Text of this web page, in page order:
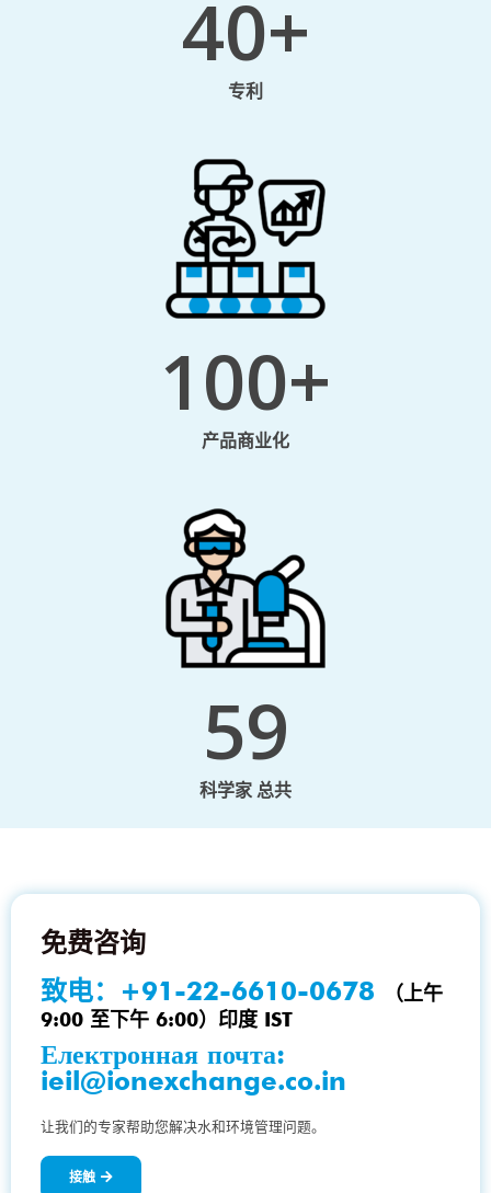
40+
专利
100+
产品商业化
59
科学家 总共
免费咨询
致电：
+91-22-6610-0678
（上午
9:00 至下午 6:00）印度 IST
Електронная почта:
ieil@ionexchange.co.in
让我们的专家帮助您解决水和环境管理问题。
接触